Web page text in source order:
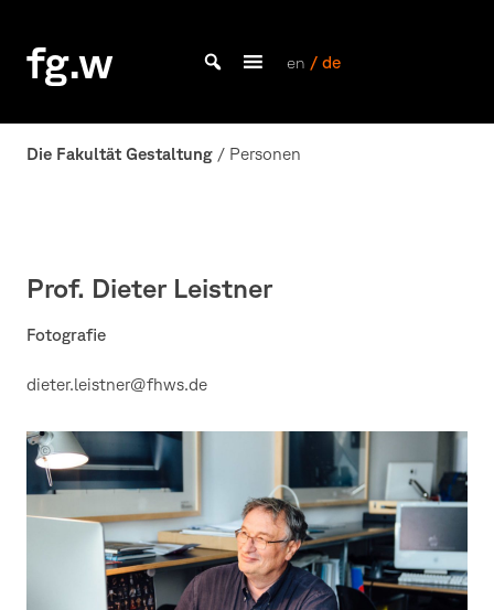
content
fg.w
Bachelor Kommunikationsdesign und Master Design & Information studieren
en / de
Die Fakultät Gestaltung / Personen
Prof. Dieter Leistner
Fotografie
dieter.leistner@fhws.de
Profilfoto
Dieter